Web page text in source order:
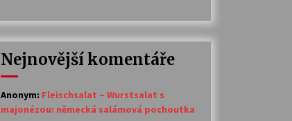
14. 7. 2026
30. 6. 2026
Nejnovější komentáře
Anonym: Fleischsalat – Wurstsalat s
majonézou: německá salámová pochoutka